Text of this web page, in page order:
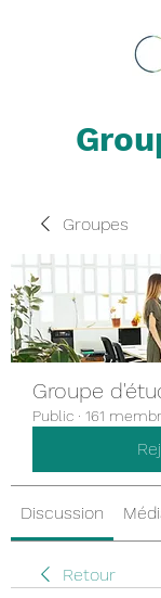
Groupes
Groupe
Public · 161
Discussion
Retour